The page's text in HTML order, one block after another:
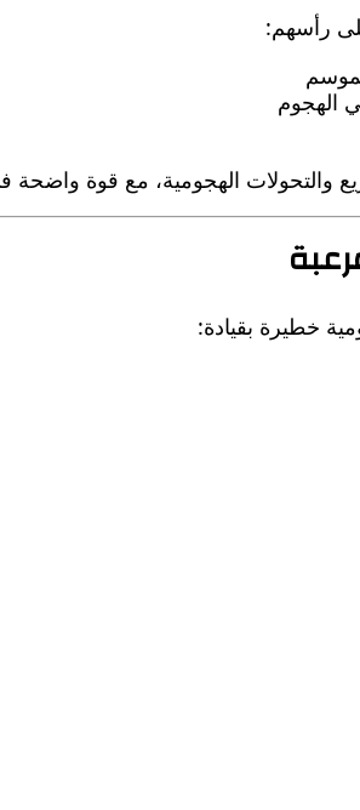
رأسهم:
الهجوم
والتحولات الهجومية، مع قوة
خطيرة بقيادة: